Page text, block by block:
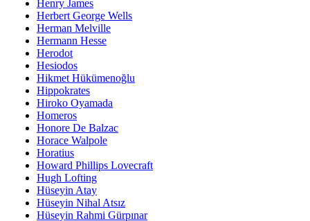
Henry James
Herbert George Wells
Herman Melville
Hermann Hesse
Herodot
Hesiodos
Hikmet Hükümenoğlu
Hippokrates
Hiroko Oyamada
Homeros
Honore De Balzac
Horace Walpole
Horatius
Howard Phillips Lovecraft
Hugh Lofting
Hüseyin Atay
Hüseyin Nihal Atsız
Hüseyin Rahmi Gürpınar